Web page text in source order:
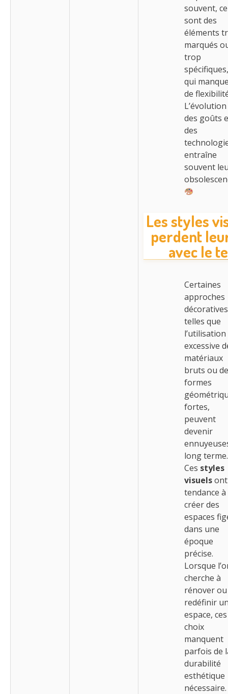
souvent, ce
sont des
éléments
marqués
trop
spécifiques,
qui
de
L’évolution
des goûts
des
entraîne
souvent
Les styles
perdent
avec le
Certaines
approches
telles que
l’utilisation
excessive
matériaux
bruts ou de
formes
fortes,
peuvent
devenir
long terme.
Ces styles
visuelsont
tendance à
créer des
espaces
dans une
époque
précise.
Lorsque
cherche à
rénover ou
redéfinir
espace, ces
choix
manquent
parfois de
durabilité
esthétique
nécessaire.